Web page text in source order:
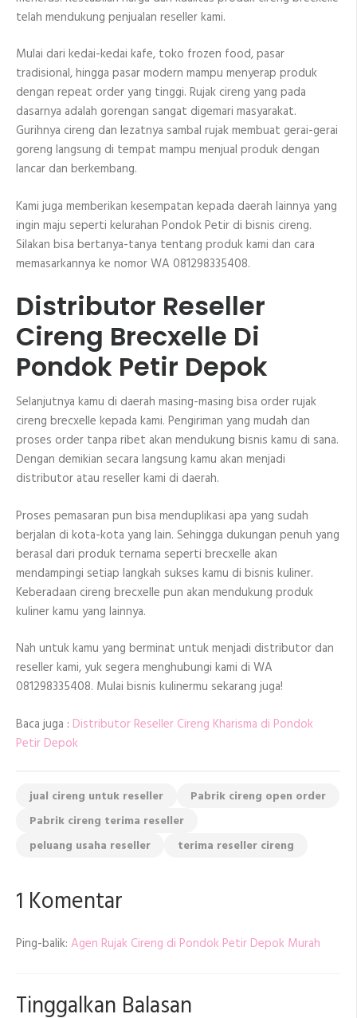
telah mendukung penjualan reseller kami.
Mulai dari kedai-kedai kafe, toko frozen food, pasar
tradisional, hingga pasar modern mampu menyerap produk
dengan repeat order yang tinggi. Rujak cireng yang pada
dasarnya adalah gorengan sangat digemari masyarakat.
Gurihnya cireng dan lezatnya sambal rujak membuat gerai-gerai
goreng langsung di tempat mampu menjual produk dengan
lancar dan berkembang.
Kami juga memberikan kesempatan kepada daerah lainnya yang
ingin maju seperti kelurahan Pondok Petir di bisnis cireng.
Silakan bisa bertanya-tanya tentang produk kami dan cara
memasarkannya ke nomor WA 081298335408.
Distributor Reseller
Cireng Brecxelle Di
Pondok Petir Depok
Selanjutnya kamu di daerah masing-masing bisa order rujak
cireng brecxelle kepada kami. Pengiriman yang mudah dan
proses order tanpa ribet akan mendukung bisnis kamu di sana.
Dengan demikian secara langsung kamu akan menjadi
distributor atau reseller kami di daerah.
Proses pemasaran pun bisa menduplikasi apa yang sudah
berjalan di kota-kota yang lain. Sehingga dukungan penuh yang
berasal dari produk ternama seperti brecxelle akan
mendampingi setiap langkah sukses kamu di bisnis kuliner.
Keberadaan cireng brecxelle pun akan mendukung produk
kuliner kamu yang lainnya.
Nah untuk kamu yang berminat untuk menjadi distributor dan
reseller kami, yuk segera menghubungi kami di WA
081298335408. Mulai bisnis kulinermu sekarang juga!
Baca juga : Distributor Reseller Cireng Kharisma di Pondok
Petir Depok
jual cireng untuk reseller
Pabrik cireng open order
Pabrik cireng terima reseller
peluang usaha reseller
terima reseller cireng
1 Komentar
Ping-balik: Agen Rujak Cireng di Pondok Petir Depok Murah
Tinggalkan Balasan